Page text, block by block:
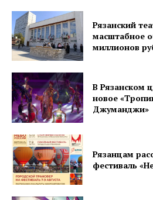
Рязанский
масштабное
миллионов
В Рязанском
новое
Джуманджи»
Рязанцам
фестиваль